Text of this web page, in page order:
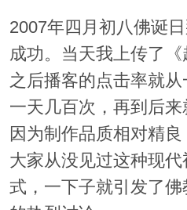
2007年四月初八佛诞
成功。当天我上传了《
之后播客的点击率就
一天几百次，再到后来
因为制作品质相对精
大家从没见过这种现
式，一下子就引发了